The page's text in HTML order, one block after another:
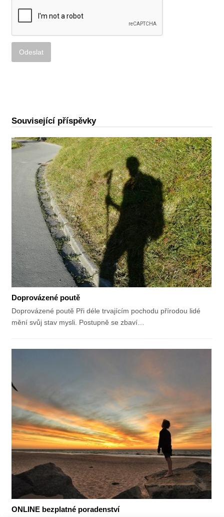
Související příspěvky
Doprovázené poutě
Doprovázené poutě Při déle trvajícím pochodu přírodou lidé
mění svůj stav mysli. Postupně se zbaví…
ONLINE bezplatné poradenství